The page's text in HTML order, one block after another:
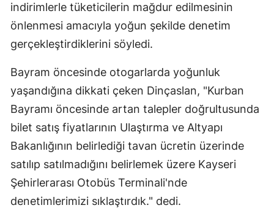
indirimlerle tüketicilerin mağdur edilmesinin
önlenmesi amacıyla yoğun şekilde denetim
gerçekleştirdiklerini söyledi.
Bayram öncesinde otogarlarda yoğunluk
yaşandığına dikkati çeken Dinçaslan, "Kurban
Bayramı öncesinde artan talepler doğrultusunda
bilet satış fiyatlarının Ulaştırma ve Altyapı
Bakanlığının belirlediği tavan ücretin üzerinde
satılıp satılmadığını belirlemek üzere Kayseri
Şehirlerarası Otobüs Terminali'nde
denetimlerimizi sıklaştırdık." dedi.